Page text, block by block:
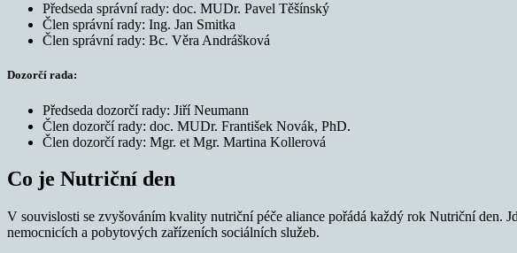
Předseda správní rady: doc. MUDr. Pavel Těšínský
Člen správní rady: Ing. Jan Smitka
Člen správní rady: Bc. Věra Andrášková
Dozorčí rada:
Předseda dozorčí rady: Jiří Neumann
Člen dozorčí rady: doc. MUDr. František Novák, PhD.
Člen dozorčí rady: Mgr. et Mgr. Martina Kollerová
Co je Nutriční den
V souvislosti se zvyšováním kvality nutriční péče aliance pořádá každý rok Nutriční
nemocnicích a pobytových zařízeních sociálních služeb.